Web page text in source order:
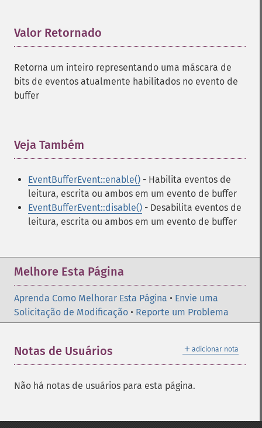
Valor Retornado
Retorna um inteiro representando uma máscara de
bits de eventos atualmente habilitados no evento de
buffer
Veja Também
EventBufferEvent::enable() - Habilita eventos de
leitura, escrita ou ambos em um evento de buffer
EventBufferEvent::disable() - Desabilita eventos de
leitura, escrita ou ambos em um evento de buffer
Melhore Esta Página
Aprenda Como Melhorar Esta Página • Envie uma
Solicitação de Modificação • Reporte um Problema
＋ adicionar nota
Notas de Usuários
Não há notas de usuários para esta página.